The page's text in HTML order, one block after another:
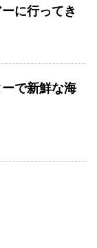
に行ってき
で新鮮な海